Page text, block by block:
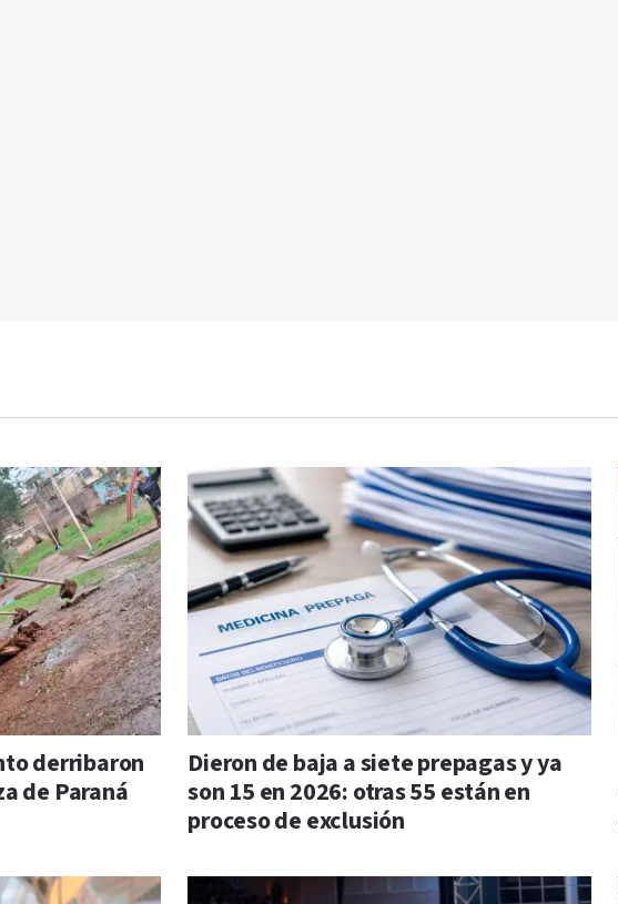
derribaron
de Paraná
Dieron de baja a siete prepagas y ya
son 15 en 2026: otras 55 están en
proceso de exclusión